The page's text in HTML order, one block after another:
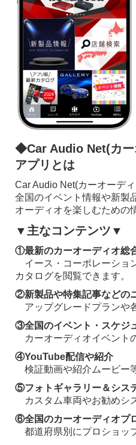
◆Car Audio Net(カー
アプリとは
Car Audio Net(カーオーデ
全国のイベント情報や新製
オーディオを楽しむための
▼主なコンテンツ▼
①最新のカーオーディオ総
イース・コーポレーショ
カタログを閲覧できます。
②新製品や特集記事などの
アップグレードプランや
③全国のイベント・スケジ
カーオーディオイベント
④YouTube配信や紹介
検証動画や紹介ムービー
⑤フォトギャラリー＆シス
カスタム車両やお勧めシ
⑥全国のカーオーディオプ
都道府県別にプロショッ